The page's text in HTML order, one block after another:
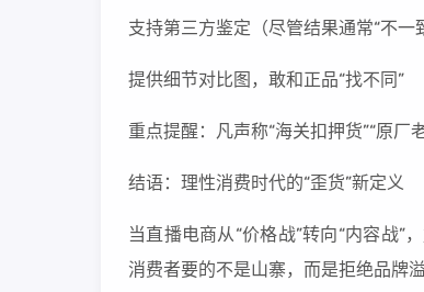
支持第三方鉴定（尽管结果通常“不一
提供细节对比图，敢和正品“找不同”
重点提醒：凡声称“海关扣押货”“原
结语：理性消费时代的“歪货”新定义
当直播电商从“价格战”转向“内容战
消费者要的不是山寨，而是拒绝品牌